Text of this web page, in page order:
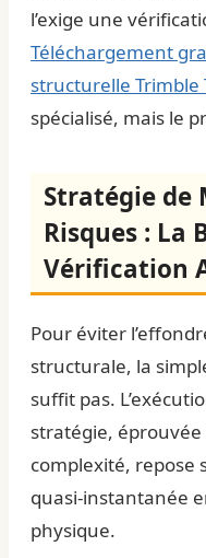
l’exige une
Téléchargement
structurelle Trimble
spécialisé, mais le
Stratégie de
Risques : La
Vérification
Pour éviter
structurale, la
suffit pas.
stratégie,
complexité, repose
quasi-instantanée
physique.